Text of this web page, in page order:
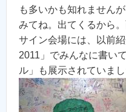
も多いかも知れません
みてね。出てくるから。
サイン会場には、以前
2011」でみんなに書い
ル」も展示されていまし